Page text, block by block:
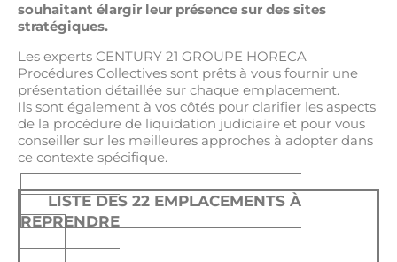
souhaitant élargir leur présence sur des sites
stratégiques.
Les experts CENTURY 21 GROUPE HORECA
Procédures Collectives sont prêts à vous fournir une
présentation détaillée sur chaque emplacement.
Ils sont également à vos côtés pour clarifier les aspects
de la procédure de liquidation judiciaire et pour vous
conseiller sur les meilleures approches à adopter dans
ce contexte spécifique.
LISTE DES 22 EMPLACEMENTS À
REPRENDRE